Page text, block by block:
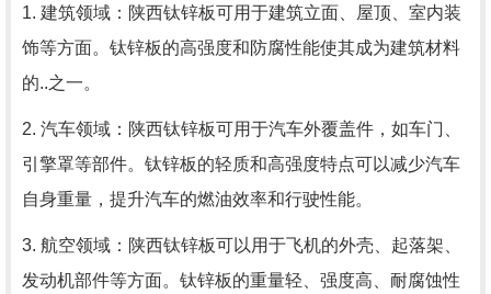
1. 建筑领域：陕西钛锌板可用于建筑立面、屋顶、室内装
饰等方面。钛锌板的高强度和防腐性能使其成为建筑材料
的..之一。
2. 汽车领域：陕西钛锌板可用于汽车外覆盖件，如车门、
引擎罩等部件。钛锌板的轻质和高强度特点可以减少汽车
自身重量，提升汽车的燃油效率和行驶性能。
3. 航空领域：陕西钛锌板可以用于飞机的外壳、起落架、
发动机部件等方面。钛锌板的重量轻、强度高、耐腐蚀性